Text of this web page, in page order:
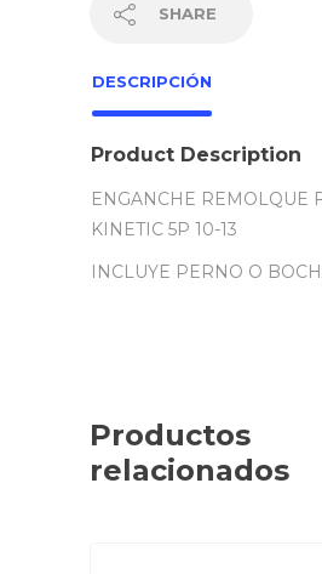
SHARE
DESCRIPCIÓN
Product Description
ENGANCHE REMOLQUE
KINETIC 5P 10-13
INCLUYE PERNO O
Productos
relacionados